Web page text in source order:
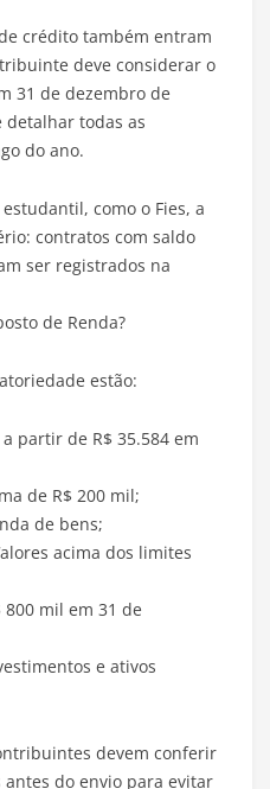
crédito também entram
deve considerar o
31 de dezembro de
detalhar todas as
do ano.
como o Fies, a
contratos com saldo
ser registrados na
de Renda?
estão:
partir de R$ 35.584 em
de R$ 200 mil;
de bens;
acima dos limites
800 mil em 31 de
e ativos
devem conferir
do envio para evitar